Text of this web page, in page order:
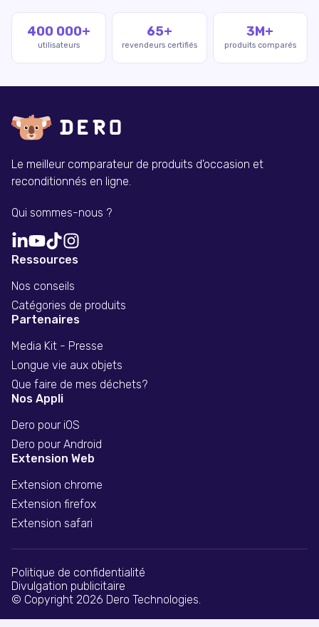
400 000+
utilisateurs
65+
revendeurs certifiés
3M+
produits comparés
Le meilleur comparateur de produits d'occasion et
reconditionnés en ligne.
Qui sommes-nous ?
Ressources
Nos conseils
Catégories de produits
Partenaires
Media Kit - Presse
Longue vie aux objets
Que faire de mes déchets?
Nos Appli
Dero pour iOS
Dero pour Android
Extension Web
Extension chrome
Extension firefox
Extension safari
© Copyright 2026 Dero Technologies.
Politique de confidentialité
Divulgation publicitaire